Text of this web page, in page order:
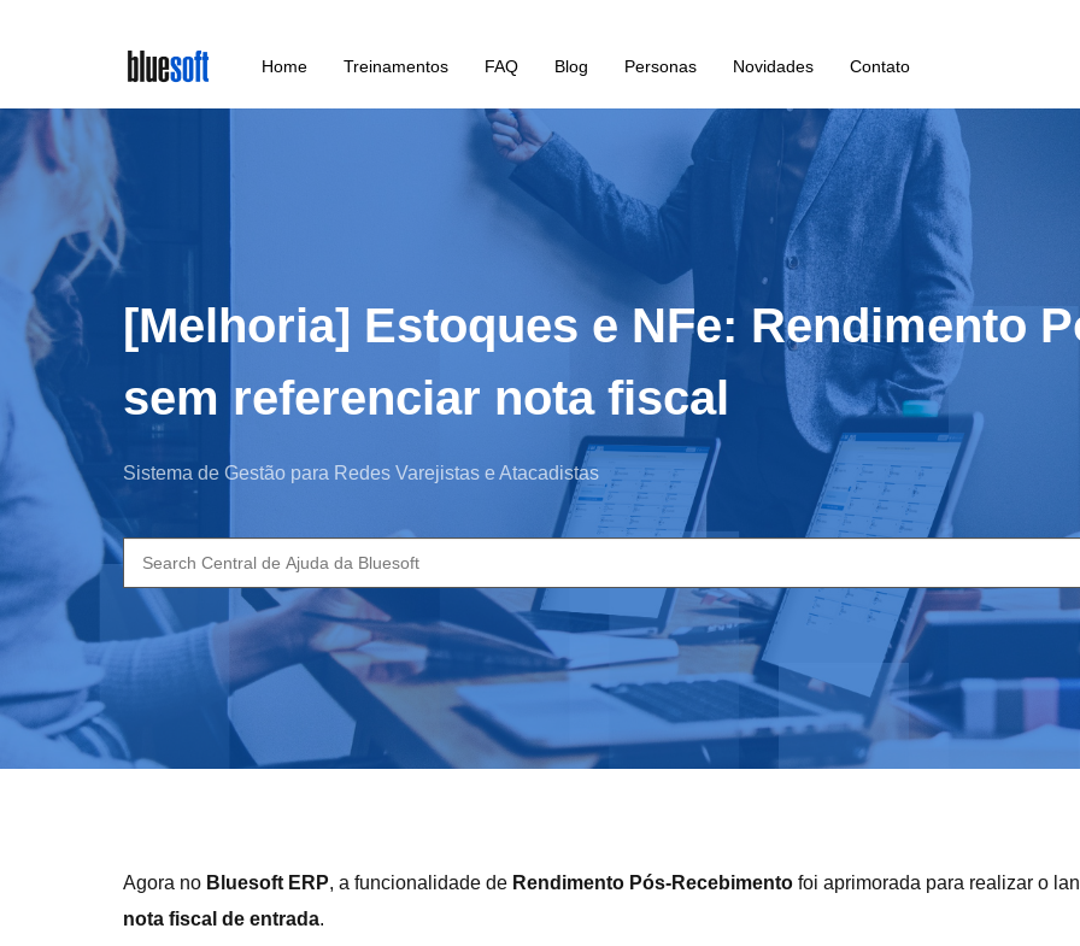
main
content
Home Treinamentos FAQ Blog Personas Novidades Contato
[Melhoria] Estoques e NFe: Rendimento
sem referenciar nota fiscal
Sistema de Gestão para Redes Varejistas e Atacadistas
Search
for:
Agora no Bluesoft ERP, a funcionalidade de Rendimento Pós-Recebimento foi aprimorada para realizar o
nota fiscal de entrada.